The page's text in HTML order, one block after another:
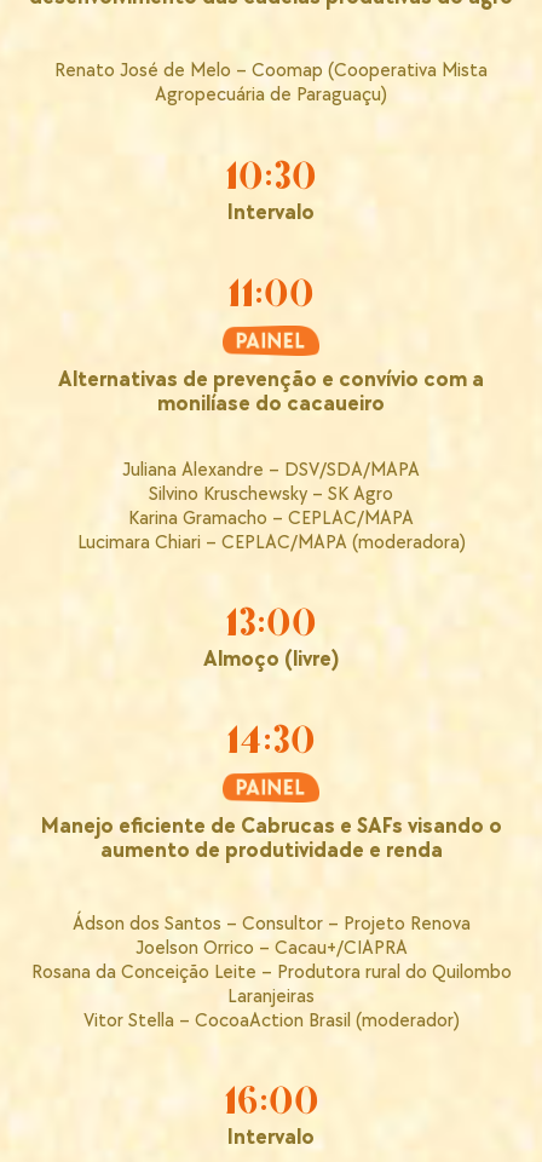
Renato José de Melo – Coomap (Cooperativa Mista
Agropecuária de Paraguaçu)
10:30
Intervalo
11:00
Alternativas de prevenção e convívio com a
monilíase do cacaueiro
Juliana Alexandre – DSV/SDA/MAPA
Silvino Kruschewsky – SK Agro
Karina Gramacho – CEPLAC/MAPA
Lucimara Chiari – CEPLAC/MAPA (moderadora)
13:00
Almoço (livre)
14:30
Manejo eficiente de Cabrucas e SAFs visando o
aumento de produtividade e renda
Ádson dos Santos – Consultor – Projeto Renova
Joelson Orrico – Cacau+/CIAPRA
Rosana da Conceição Leite – Produtora rural do Quilombo
Laranjeiras
Vitor Stella – CocoaAction Brasil (moderador)
16:00
Intervalo